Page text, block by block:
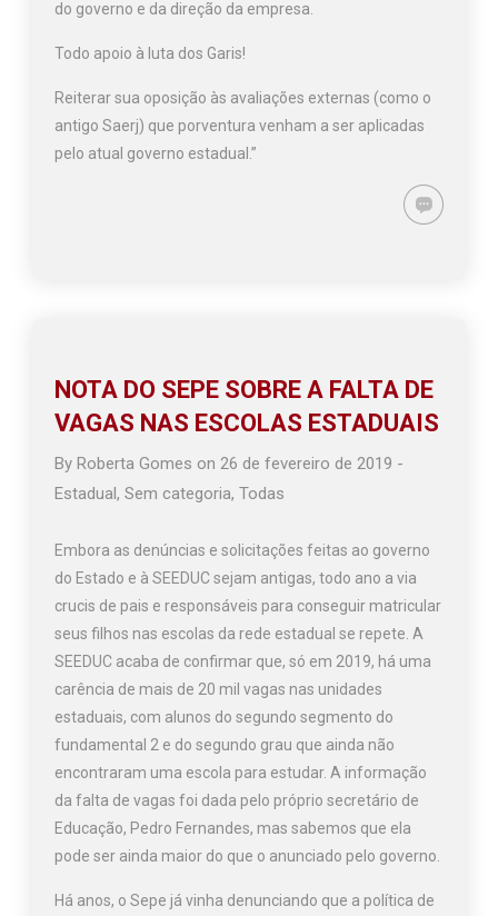
do governo e da direção da empresa.
Todo apoio à luta dos Garis!
Reiterar sua oposição às avaliações externas (como o
antigo Saerj) que porventura venham a ser aplicadas
pelo atual governo estadual.”
NOTA DO SEPE SOBRE A FALTA DE
VAGAS NAS ESCOLAS ESTADUAIS
ByRoberta Gomes on26 de fevereiro de 2019 -
Estadual,Sem categoria,Todas
Embora as denúncias e solicitações feitas ao governo
do Estado e à SEEDUC sejam antigas, todo ano a via
crucis de pais e responsáveis para conseguir matricular
seus filhos nas escolas da rede estadual se repete. A
SEEDUC acaba de confirmar que, só em 2019, há uma
carência de mais de 20 mil vagas nas unidades
estaduais, com alunos do segundo segmento do
fundamental 2 e do segundo grau que ainda não
encontraram uma escola para estudar. A informação
da falta de vagas foi dada pelo próprio secretário de
Educação, Pedro Fernandes, mas sabemos que ela
pode ser ainda maior do que o anunciado pelo governo.
Há anos, o Sepe já vinha denunciando que a política de